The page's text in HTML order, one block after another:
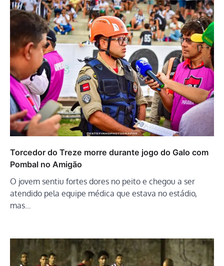
Torcedor do Treze morre durante jogo do Galo com
Pombal no Amigão
O jovem sentiu fortes dores no peito e chegou a ser
atendido pela equipe médica que estava no estádio,
mas…